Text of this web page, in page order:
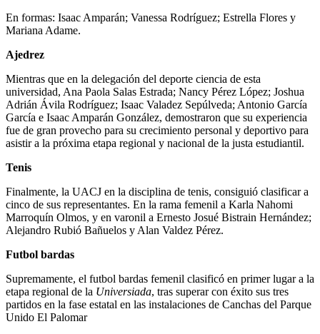
En formas: Isaac Amparán; Vanessa Rodríguez; Estrella Flores y
Mariana Adame.
Ajedrez
Mientras que en la delegación del deporte ciencia de esta
universidad, Ana Paola Salas Estrada; Nancy Pérez López; Joshua
Adrián Ávila Rodríguez; Isaac Valadez Sepúlveda; Antonio García
García e Isaac Amparán González, demostraron que su experiencia
fue de gran provecho para su crecimiento personal y deportivo para
asistir a la próxima etapa regional y nacional de la justa estudiantil.
Tenis
Finalmente, la UACJ en la disciplina de tenis, consiguió clasificar a
cinco de sus representantes. En la rama femenil a Karla Nahomi
Marroquín Olmos, y en varonil a Ernesto Josué Bistrain Hernández;
Alejandro Rubió Bañuelos y Alan Valdez Pérez.
Futbol bardas
Supremamente, el futbol bardas femenil clasificó en primer lugar a la
etapa regional de la Universiada, tras superar con éxito sus tres
partidos en la fase estatal en las instalaciones de Canchas del Parque
Unido El Palomar